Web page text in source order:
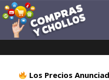
Los Precios